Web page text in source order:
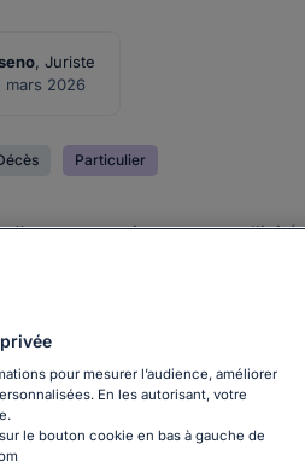
, Juriste
mars 2026
Particulier
succession et avez
ci reste inactif et la succession
saisir la Chambre
de la Chambre des notaires,
pour mesurer l’audience, améliorer
En les autorisant, votre
le bouton cookie en bas à gauche de